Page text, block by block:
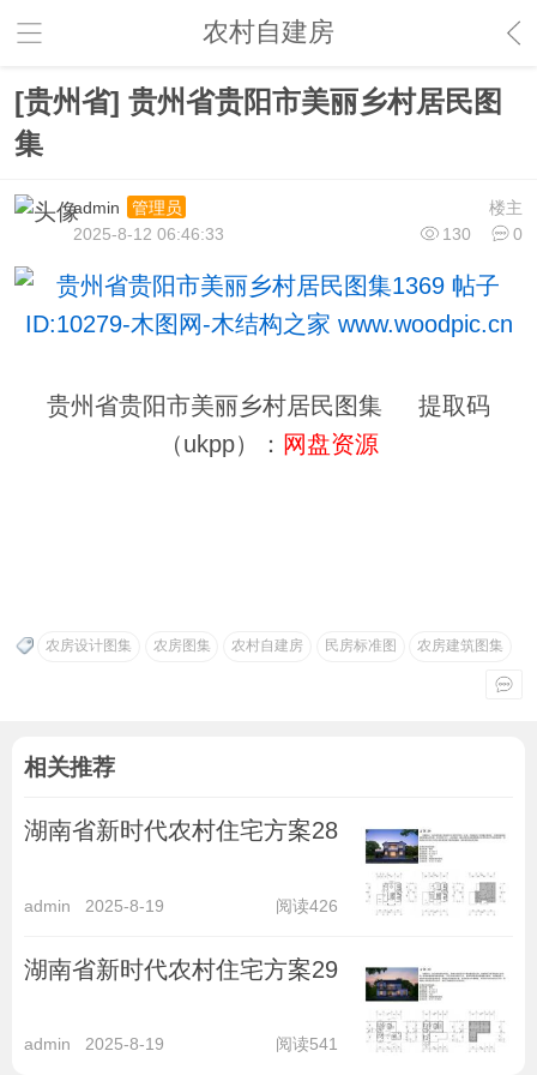
农村自建房
[贵州省] 贵州省贵阳市美丽乡村居民图
集
楼主
admin
管理员
130
0
2025-8-12 06:46:33
贵州省贵阳市美丽乡村居民图集 提取码
（ukpp）： 网盘资源
农房设计图集 农房图集 农村自建房 民房标准图 农房建筑图集
相关推荐
湖南省新时代农村住宅方案28
admin 2025-8-19 阅读426
湖南省新时代农村住宅方案29
admin 2025-8-19 阅读541